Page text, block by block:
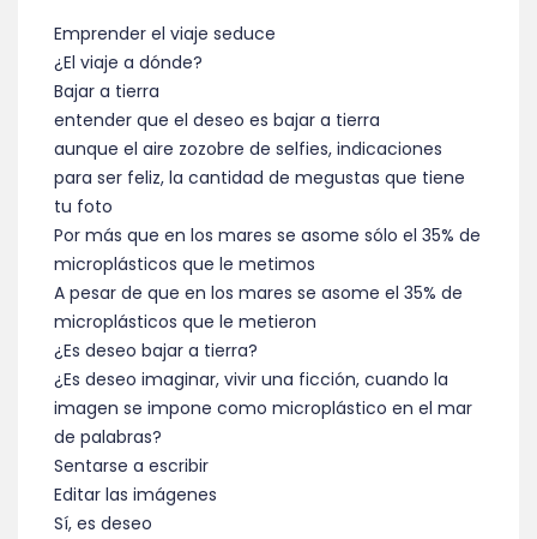
Emprender el viaje seduce
¿El viaje a dónde?
Bajar a tierra
entender que el deseo es bajar a tierra
aunque el aire zozobre de selfies, indicaciones
para ser feliz, la cantidad de megustas que tiene
tu foto
Por más que en los mares se asome sólo el 35% de
microplásticos que le metimos
A pesar de que en los mares se asome el 35% de
microplásticos que le metieron
¿Es deseo bajar a tierra?
¿Es deseo imaginar, vivir una ficción, cuando la
imagen se impone como microplástico en el mar
de palabras?
Sentarse a escribir
Editar las imágenes
Sí, es deseo